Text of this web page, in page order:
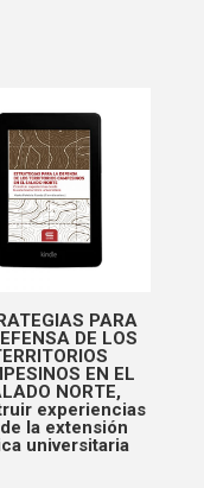
PARA
DE LOS
EN EL
NORTE,
experiencias
la extensión
universitaria